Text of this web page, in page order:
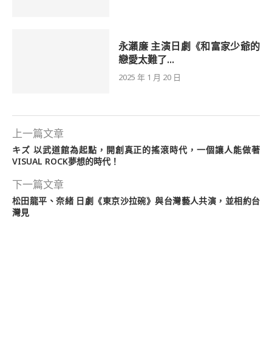
永瀨廉 主演日劇《和富家少爺的
戀愛太難了...
2025 年 1 月 20 日
上一篇文章
キズ 以武道館為起點，開創真正的搖滾時代，一個讓人能做著
VISUAL ROCK夢想的時代！
下一篇文章
松田龍平、奈緒 日劇《東京沙拉碗》與台灣藝人共演，並相約台
灣見